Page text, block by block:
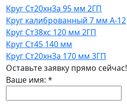
Круг Ст20хн3а 95 мм 2ГП
Круг калиброванный 7 мм А-12
Круг Ст38хс 120 мм 2ГП
Круг Ст45 140 мм
Круг Ст20хн3а 170 мм 3ГП
Оставьте заявку прямо сейчас!
Ваше имя: *